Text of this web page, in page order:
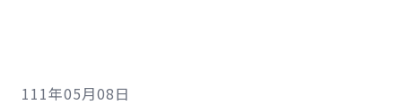
111年05月08日